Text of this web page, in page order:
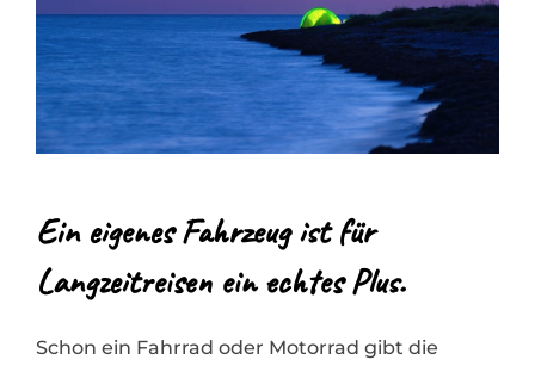
Ein eigenes Fahrzeug ist für
Langzeitreisen ein echtes Plus.
Schon ein Fahrrad oder Motorrad gibt die